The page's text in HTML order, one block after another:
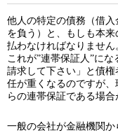
他人の特定の債務（借
を負う）と、もしも本
払わなければなりません
これが”連帯保証人”に
請求して下さい」と債
任が重くなるのですが
らの連帯保証である場合
一般の会社が金融機関